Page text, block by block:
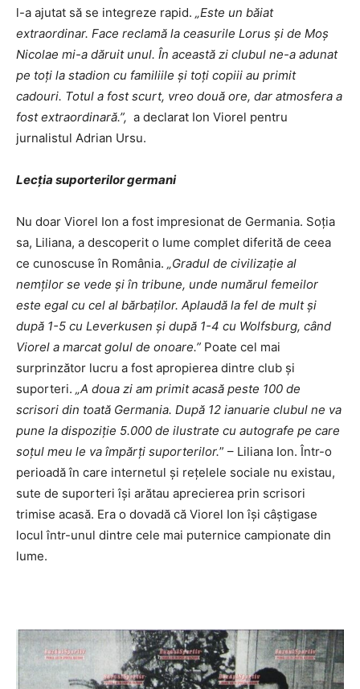
l-a ajutat să se integreze rapid. „Este un băiat
extraordinar. Face reclamă la ceasurile Lorus și de Moș
Nicolae mi-a dăruit unul. În această zi clubul ne-a adunat
pe toți la stadion cu familiile și toți copiii au primit
cadouri. Totul a fost scurt, vreo două ore, dar atmosfera a
fost extraordinară.”, a declarat Ion Viorel pentru
jurnalistul Adrian Ursu.
Lecția suporterilor germani
Nu doar Viorel Ion a fost impresionat de Germania. Soția
sa, Liliana, a descoperit o lume complet diferită de ceea
ce cunoscuse în România. „Gradul de civilizație al
nemților se vede și în tribune, unde numărul femeilor
este egal cu cel al bărbaților. Aplaudă la fel de mult și
după 1-5 cu Leverkusen și după 1-4 cu Wolfsburg, când
Viorel a marcat golul de onoare.” Poate cel mai
surprinzător lucru a fost apropierea dintre club și
suporteri. „A doua zi am primit acasă peste 100 de
scrisori din toată Germania. După 12 ianuarie clubul ne va
pune la dispoziție 5.000 de ilustrate cu autografe pe care
soțul meu le va împărți suporterilor.” – Liliana Ion. Într-o
perioadă în care internetul și rețelele sociale nu existau,
sute de suporteri își arătau aprecierea prin scrisori
trimise acasă. Era o dovadă că Viorel Ion își câștigase
locul într-unul dintre cele mai puternice campionate din
lume.